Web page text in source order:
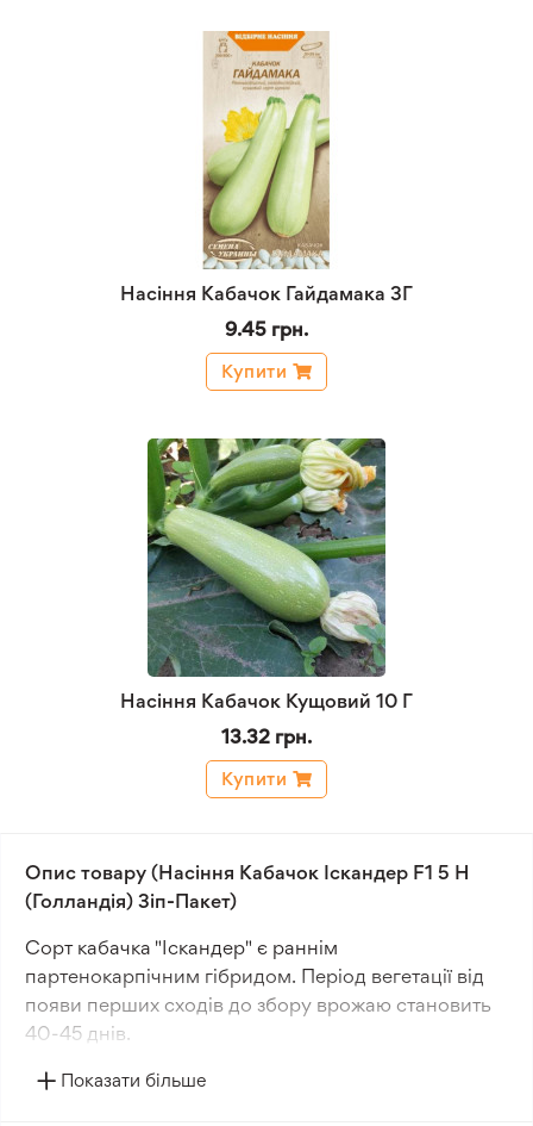
Насіння Кабачок Гайдамака 3Г
9.45 грн.
Купити
Насіння Кабачок Кущовий 10 Г
13.32 грн.
Купити
Опис товару (Насіння Кабачок Іскандер F1 5 Н
(Голландія) Зіп-Пакет)
Сорт кабачка "Іскандер" є раннім
партенокарпічним гібридом. Період вегетації від
появи перших сходів до збору врожаю становить
40-45 днів.
Рослина має кущову форму, потужну і компактну.
Показати більше